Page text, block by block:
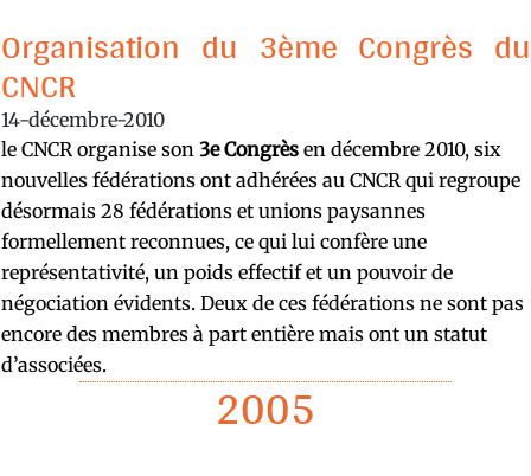
Organisation du 3ème Congrès du
CNCR
14-décembre-2010
le CNCR organise son 3e Congrès en décembre 2010, six
nouvelles fédérations ont adhérées au CNCR qui regroupe
désormais 28 fédérations et unions paysannes
formellement reconnues, ce qui lui confère une
représentativité, un poids effectif et un pouvoir de
négociation évidents. Deux de ces fédérations ne sont pas
encore des membres à part entière mais ont un statut
d’associées.
2005